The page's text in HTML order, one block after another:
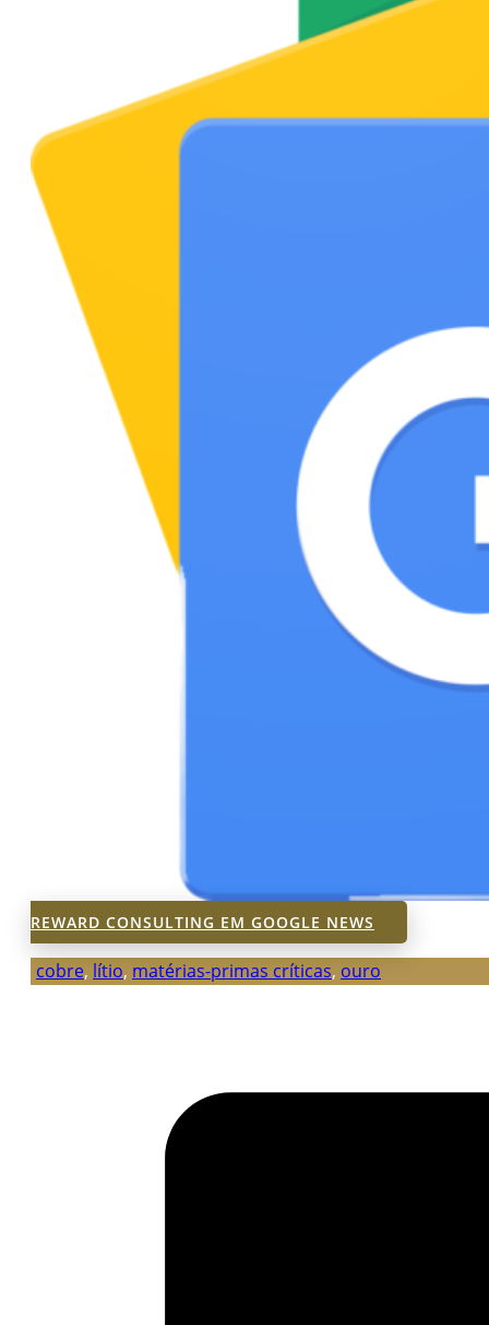
REWARD CONSULTING EM GOOGLE NEWS
cobre, lítio, matérias-primas críticas, ouro